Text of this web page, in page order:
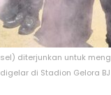
diterjunkan untuk
di Stadion Gelora